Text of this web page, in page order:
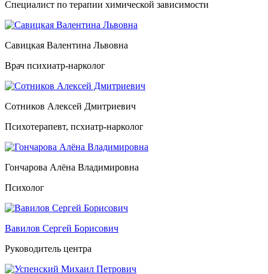
Специалист по терапии химической зависимости
Савицкая Валентина Львовна
Врач психиатр-нарколог
Сотников Алексей Дмитриевич
Психотерапевт, псхиатр-нарколог
Гончарова Алёна Владимировна
Психолог
Вавилов Сергей Борисович
Руководитель центра